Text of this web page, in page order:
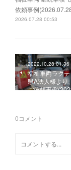
依頼事例
2026.07.28 00:53
2022.10.28 01:36
福祉車両ラク
県A法人様より
ご依頼事例
0コメント